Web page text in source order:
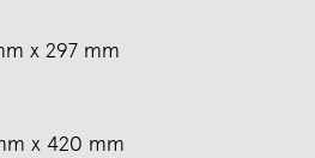
x 297 mm
x 420 mm